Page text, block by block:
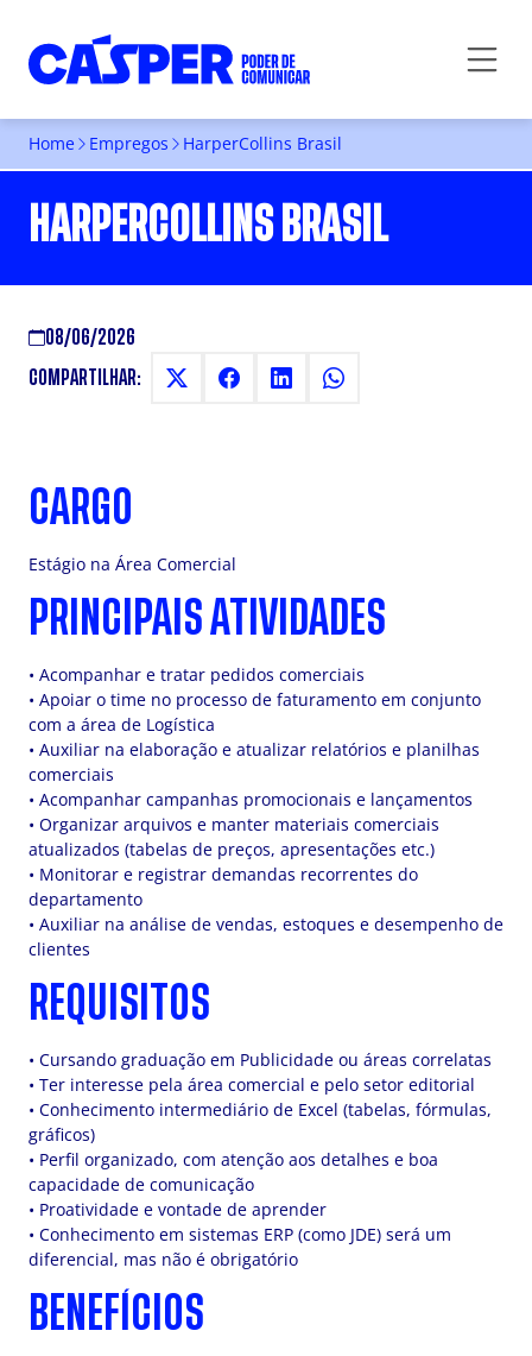
Home Empregos HarperCollins Brasil
HARPERCOLLINS BRASIL
08/06/2026
COMPARTILHAR:
CARGO
Estágio na Área Comercial
PRINCIPAIS ATIVIDADES
• Acompanhar e tratar pedidos comerciais
• Apoiar o time no processo de faturamento em conjunto
com a área de Logística
• Auxiliar na elaboração e atualizar relatórios e planilhas
comerciais
• Acompanhar campanhas promocionais e lançamentos
• Organizar arquivos e manter materiais comerciais
atualizados (tabelas de preços, apresentações etc.)
• Monitorar e registrar demandas recorrentes do
departamento
• Auxiliar na análise de vendas, estoques e desempenho de
clientes
REQUISITOS
• Cursando graduação em Publicidade ou áreas correlatas
• Ter interesse pela área comercial e pelo setor editorial
• Conhecimento intermediário de Excel (tabelas, fórmulas,
gráficos)
• Perfil organizado, com atenção aos detalhes e boa
capacidade de comunicação
• Proatividade e vontade de aprender
• Conhecimento em sistemas ERP (como JDE) será um
diferencial, mas não é obrigatório
BENEFÍCIOS